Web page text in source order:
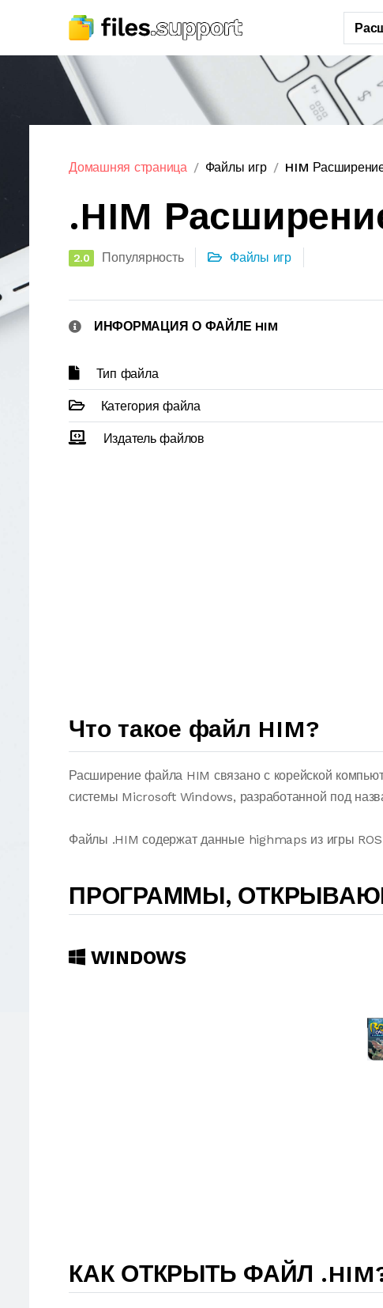
Домашняя страница Файлы игр HIM
.HIM
2.0 Популярность Файлы игр
ИНФОРМАЦИЯ О ФАЙЛЕ HIM
Тип файла
Категория файла
Издатель файлов
Что такое файл HIM?
Расширение файла HIM связано с корейской
системы Microsoft Windows, разработанной под
Файлы .HIM содержат данные highmaps из игры
ПРОГРАММЫ,
WINDOWS
КАК ОТКРЫТЬ ФАЙЛ